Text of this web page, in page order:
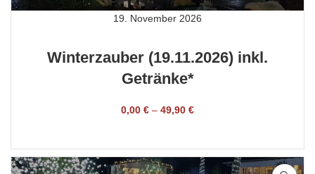
19. November 2026
Winterzauber (19.11.2026) inkl.
Getränke*
0,00 € – 49,90 €